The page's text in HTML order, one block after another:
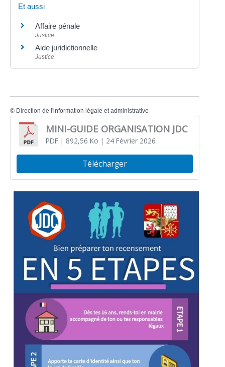
Et aussi
Affaire pénale
Justice
Aide juridictionnelle
Justice
© Direction de l'information légale et administrative
MINI-GUIDE ORGANISATION JDC
PDF| 892,56 Ko | 24 Février 2026
Télécharger